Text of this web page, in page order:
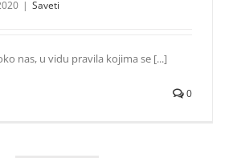
| Saveti
nas, u vidu pravila kojima se [...]
0